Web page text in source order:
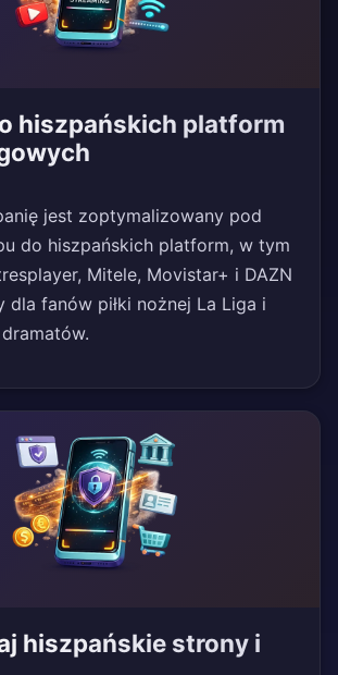
hiszpańskich platform
jest zoptymalizowany pod
do hiszpańskich platform, w tym
Mitele, Movistar+ i DAZN
dla fanów piłki nożnej La Liga i
hiszpańskie strony i